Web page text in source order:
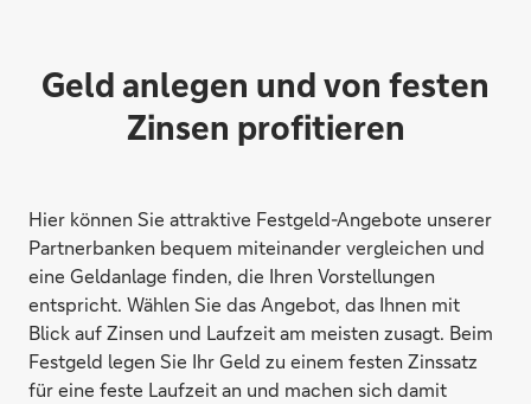
Geld anlegen und von festen
Zinsen profitieren
Hier können Sie attraktive Festgeld-Angebote unserer
Partnerbanken bequem miteinander vergleichen und
eine Geldanlage finden, die Ihren Vorstellungen
entspricht. Wählen Sie das Angebot, das Ihnen mit
Blick auf Zinsen und Laufzeit am meisten zusagt. Beim
Festgeld legen Sie Ihr Geld zu einem festen Zinssatz
für eine feste Laufzeit an und machen sich damit